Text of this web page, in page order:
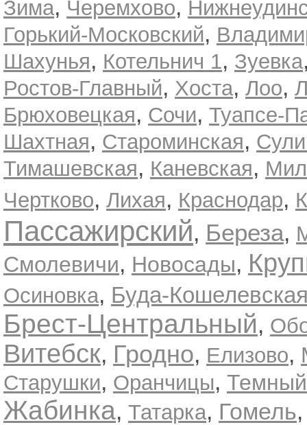
Зима, Черемхово,
Горький-Московский,
Шахунья, Котельнич 1, Зуевка
Ростов-Главный, Хоста, Лоо,
Брюховецкая, Сочи, Туапсе-
Шахтная, Староминская,
Тимашевская, Каневская,
Чертково, Лихая, Краснодар,
Пассажирский, Береза,
Смолевичи, Новосады,
Осиновка, Буда-
Брест-Центральный,
Витебск, Гродно, Елизово,
Старушки, Оранчицы,
Жабинка, Татарка, Гомель